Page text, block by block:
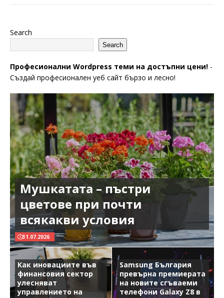
Search
Search
Професионални Wordpress теми на достъпни цени! -
Създай професионален уеб сайт бързо и лесно!
Мушкатата – пъстри
цветове при почти
всякакви условия
31.07.2026
Как иновациите във
финансовия сектор
улесняват
управлението на
Samsung България
превърна премиерата
на новите сгъваеми
телефони Galaxy Z8 в